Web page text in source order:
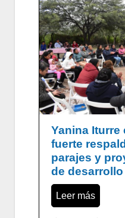
Yanina
fuerte
parajes y
de
Leer más